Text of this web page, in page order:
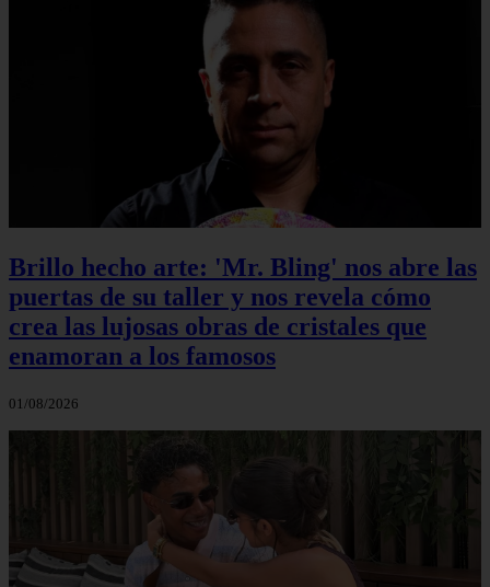
Brillo hecho arte: 'Mr. Bling' nos abre las
puertas de su taller y nos revela cómo
crea las lujosas obras de cristales que
enamoran a los famosos
01/08/2026